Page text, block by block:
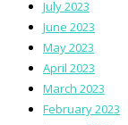
July 2023
June 2023
May 2023
April 2023
March 2023
February 2023